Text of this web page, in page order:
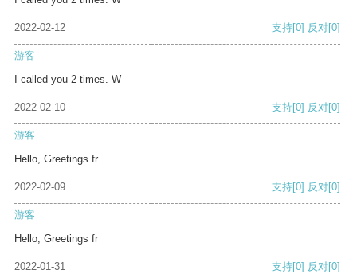
2022-02-12 支持[0] 反对[0]
游客
I called you 2 times. W
2022-02-10 支持[0] 反对[0]
游客
Hello, Greetings fr
2022-02-09 支持[0] 反对[0]
游客
Hello, Greetings fr
2022-01-31 支持[0] 反对[0]